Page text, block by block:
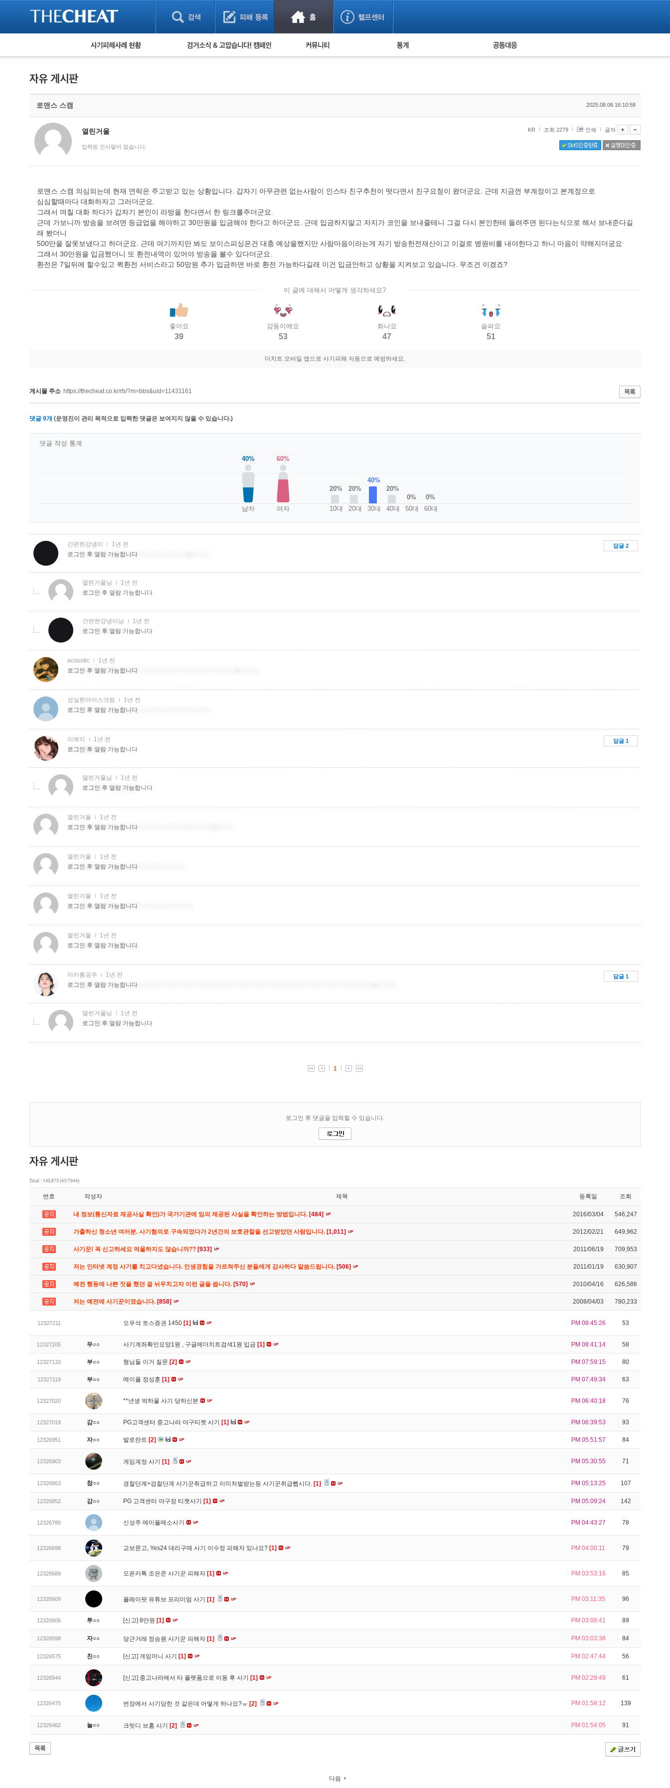
피해사례 현황
유해사이트 목록
비공개 피해사례
검거 소식 사기 예방했어요! 누적 피해사례 통계 피해자 공동대응
로맨스 스캠 2025.08.06 16:10:58
열린거울
입력된 인사말이 없습니다.
KR 조회 2279 인쇄 글자
로맨스 스캠 의심되는데 현재 연락은 주고받고 있는 상황입니다. 갑자기 아무관련 없는사람이 인스타 친구추천이 떳다면서 친구요청이 왔더군요. 근데 지금껀 부계정이고 본계정으로
심심할때마다 대화하자고 그러더군요.
그래서 며칠 대화 하다가 갑자기 본인이 라방을 한다면서 한 링크를주더군요.
근데 가보니까 방송을 보려면 등급업을 해야하고 30만원을 입금해야 한다고 하더군요. 근데 입금하지말고 자지가 코인을 보내줄테니 그걸 다시 본인한테 돌려주면 된다는식으로 해서 보내준다길
래 봤더니
500만을 잘못보냈다고 하더군요. 근데 여기까지만 봐도 보이스피싱은건 대충 예상을했지만 사람마음이라는게 자기 방송한전재산이고 이걸로 병원비를 내야한다고 하니 마음이 약해지더궁요
그래서 30만원을 입금했더니 또 환전내역이 있어야 방송을 볼수 있다더군요.
환전은 7일뒤에 할수있고 퀵환전 서비스라고 50망원 추가 입금하면 바로 환전 가능하다길래 이건 입금안하고 상황을 지켜보고 있습니다. 무조건 이겠죠?
이 글에 대해서 어떻게 생각하세요?
좋아요
39
감동이에요
53
화나요
47
슬퍼요
51
더치트 모바일 앱으로 사기피해 자동으로 예방하세요.
게시물 주소 https://thecheat.co.kr/rb/?m=bbs&uid=11431161
댓글 9개 (운영진이 관리 목적으로 입력한 댓글은 보여지지 않을 수 있습니다.)
40%
남자
60%
여자
20%
10대
20%
20대
40%
30대
20%
40대
0%
50대
0%
60대
댓글 작성 통계
Total : 140,873 (43/7044)
번호 작성자 제목 등록일 조회
내 정보(통신자료 제공사실 확인)가 국가기관에 임의 제공된 사실을 확인하는 방법입니다. [484] 2016/03/04 546,247
가출하신 청소년 여러분. 사기혐의로 구속되었다가 2년간의 보호관찰을 선고받았던 사람입니다. [1,011] 2012/02/21 649,962
사기꾼! 꼭 신고하세요 억울하지도 않습니까?? [933] 2011/06/19 709,953
저는 인터넷 계정 사기를 치고다녔습니다. 인생경험을 가르쳐주신 분들에게 감사하다 말씀드립니다. [506] 2011/01/19 630,907
예전 행동에 나쁜 짓을 했던 걸 뉘우치고자 이런 글을 씁니다. [570] 2010/04/16 626,586
저는 예전에 사기꾼이였습니다. [858] 2008/04/03 780,233
12327211 오우석 토스증권 1450 [1] PM 08:45:26 53
12327205 무○○ 사기계좌확인요망1원 , 구글에더치트검색1원 입금 [1] PM 08:41:14 58
12327133 부○○ 형님들 이거 질문 [2] PM 07:59:15 80
12327119 부○○ 메이플 정성훈 [1] PM 07:49:34 63
12327020 **년생 박하울 사기 당하신분 PM 06:40:18 76
12327019 감○○ PG고객센터 중고나라 야구티켓 사기 [1] PM 06:39:53 93
12326951 자○○ 발로란트 [2] PM 05:51:57 84
12326903 게임계정 사기 [1] PM 05:30:55 71
12326863 참○○ 경찰단계>검찰단계 사기꾼취급하고 이미처벌받는등 사기꾼취급뺍시다. [1] PM 05:13:25 107
12326852 감○○ PG 고객센터 야구장 티켓사기 [1] PM 05:09:24 142
12326780 신성주 메이플메소사기 PM 04:43:27 78
12326698 교보문고, Yes24 대리구매 사기 이수정 피해자 있나요? [1] PM 04:00:11 79
12326689 오픈카톡 조은준 사기꾼 피해자 [1] PM 03:53:16 85
12326609 플레이팟 유튜브 프리미엄 사기 [1] PM 03:11:35 96
12326606 투○○ [신고] 8만원 [1] PM 03:08:41 89
12326598 자○○ 당근거래 정승원 사기꾼 피해자 [1] PM 03:03:38 84
12326575 친○○ [신고] 게임머니 사기 [1] PM 02:47:44 56
12326544 [신고] 중고나라에서 타 플랫폼으로 이동 후 사기 [1] PM 02:29:49 61
12326475 번장에서 사기당한 것 같은데 어떻게 하나요?ㅠ [2] PM 01:58:12 139
12326462 놀○○ 크릿디 브훔 사기 [2] PM 01:54:05 91
다음